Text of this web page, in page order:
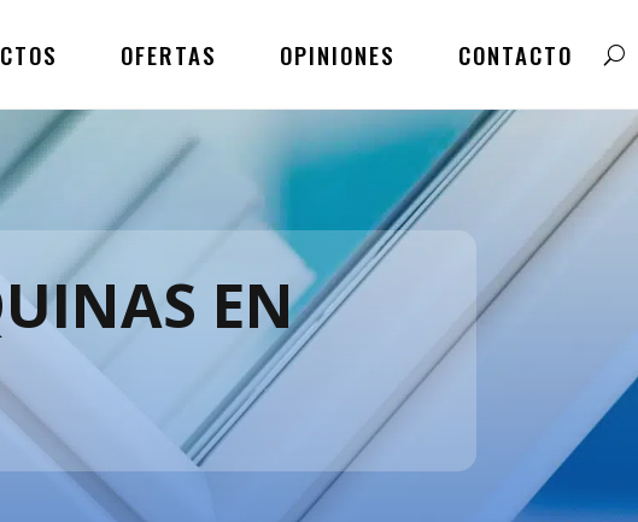
OFERTAS OPINIONES CONTACTO
EN